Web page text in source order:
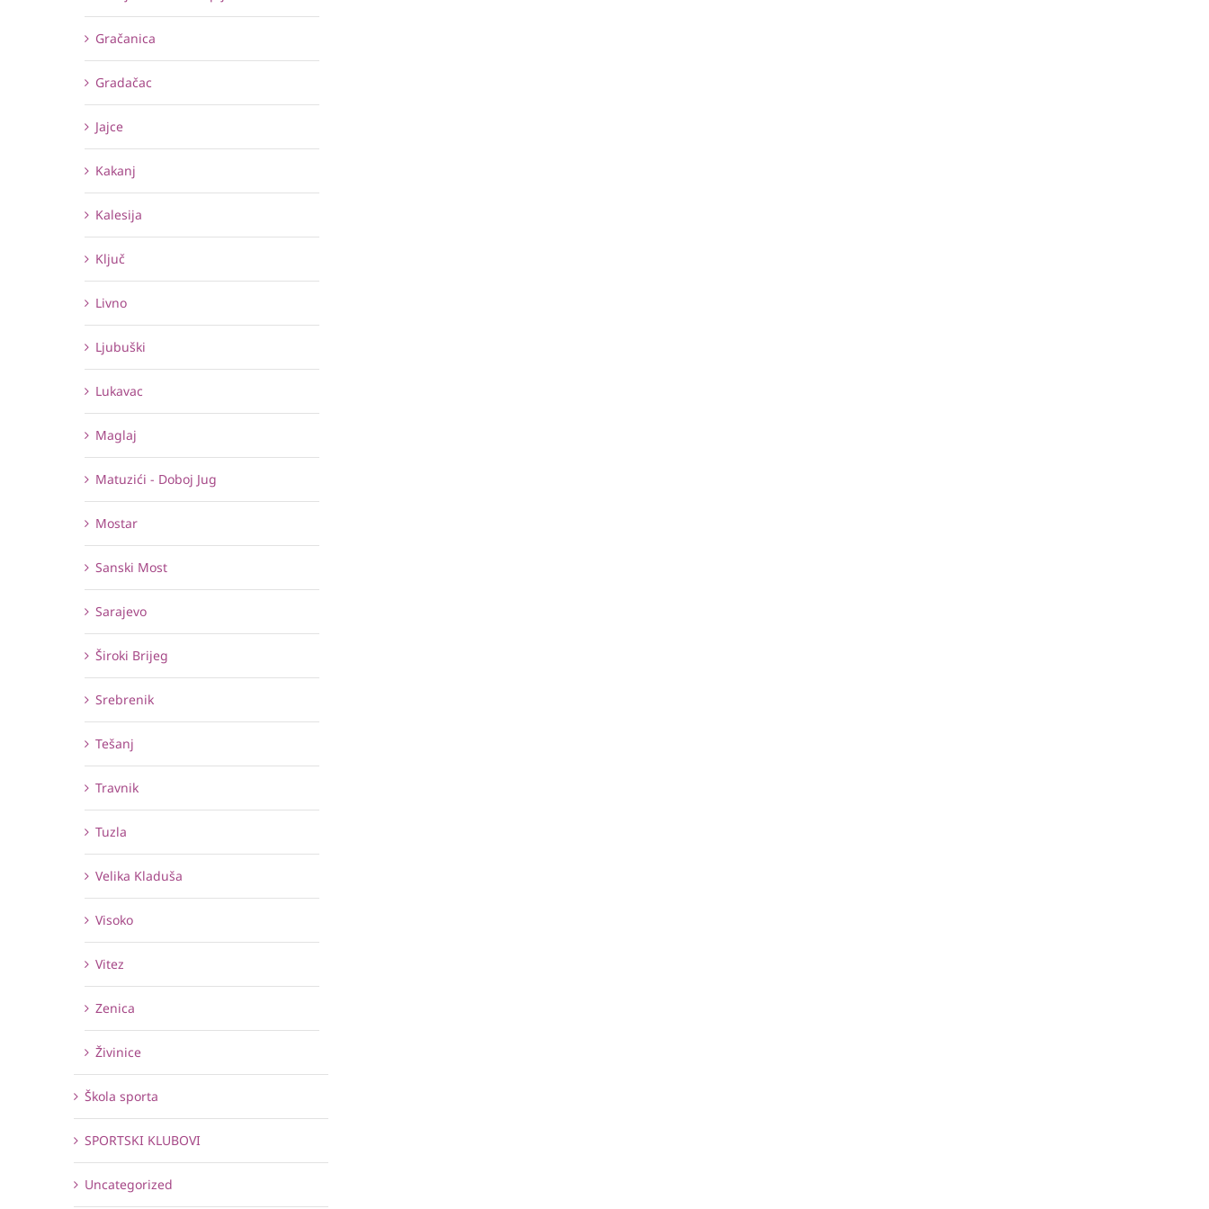
Gračanica
Gradačac
Jajce
Kakanj
Kalesija
Ključ
Livno
Ljubuški
Lukavac
Maglaj
Matuzići - Doboj Jug
Mostar
Sanski Most
Sarajevo
Široki Brijeg
Srebrenik
Tešanj
Travnik
Tuzla
Velika Kladuša
Visoko
Vitez
Zenica
Živinice
Škola sporta
SPORTSKI KLUBOVI
Uncategorized